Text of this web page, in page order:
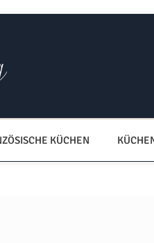
KÜCHEN